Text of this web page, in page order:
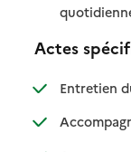
Actes
Entretien